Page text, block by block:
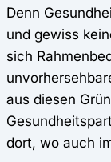
Denn
und gewiss
sich
aus diesen
dort, wo auch